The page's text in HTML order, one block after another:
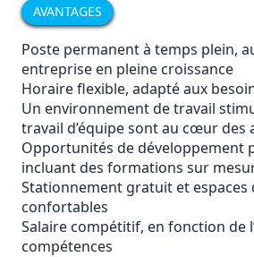
AVANTAGES
Poste permanent à temps plein,
entreprise en pleine croissance
Horaire flexible, adapté aux
Un environnement de travail
travail d’équipe sont au cœur des
Opportunités de développement
incluant des formations sur
Stationnement gratuit et espaces
confortables
Salaire compétitif, en fonction de
compétences